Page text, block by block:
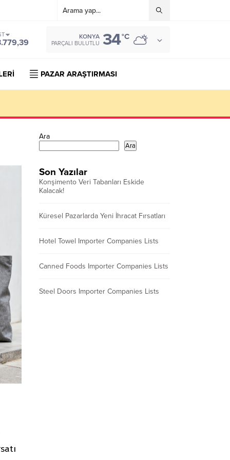
KONYA
PARÇALI BULUTLU 34°C
PAZAR ARAŞTIRMASI
Ara
Ara
Son Yazılar
Konşimento Veri Tabanları Eskide
Kalacak!
Küresel Pazarlarda Yeni İhracat Fırsatları
Hotel Towel Importer Companies Lists
Canned Foods Importer Companies Lists
Steel Doors Importer Companies Lists